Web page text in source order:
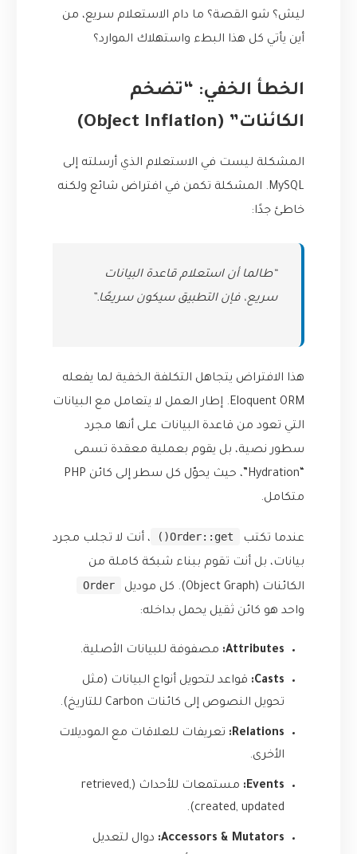
ليش؟ شو القصة؟ ما دام الاستعلام سريع، من
أين يأتي كل هذا البطء واستهلاك الموارد؟
الخطأ الخفي: “تضخم
الكائنات” (Object Inflation)
المشكلة ليست في الاستعلام الذي أرسلته إلى
MySQL. المشكلة تكمن في افتراض شائع ولكنه
خاطئ جدًا:
“طالما أن استعلام قاعدة البيانات
سريع، فإن التطبيق سيكون سريعًا.”
هذا الافتراض يتجاهل التكلفة الخفية لما يفعله
Eloquent ORM. إطار العمل لا يتعامل مع البيانات
التي تعود من قاعدة البيانات على أنها مجرد
سطور نصية، بل يقوم بعملية معقدة تسمى
“Hydration”، حيث يحوّل كل سطر إلى كائن PHP
متكامل.
عندما تكتب Order::get()
، أنت لا تجلب مجرد
بيانات، بل أنت تقوم ببناء شبكة كاملة من
الكائنات (Object Graph). كل موديل
Order
واحد هو كائن ثقيل يحمل بداخله:
Attributes: مصفوفة للبيانات الأصلية.
Casts:
قواعد لتحويل أنواع البيانات (مثل
تحويل النصوص إلى كائنات Carbon للتاريخ).
Relations:
تعريفات للعلاقات مع الموديلات
الأخرى.
Events:
مستمعات للأحداث (retrieved,
created, updated).
Accessors & Mutators: دوال لتعديل